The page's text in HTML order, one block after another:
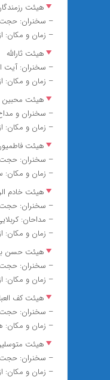
هیئت
– سخنران:
– زمان و مکان: از ساعت ۲۱ در مجتمع امام خمینی (ره) واقع در
هیئت ثارالله
– سخنران: آیت
– زمان و مکان: از ساعت ۲۰ در
هیئت محبین
– سخنران و
– زمان و مکان: از ساعت ۱۶ در شبستان امام خمینی
هیئت
– سخنران: حجت
– زمان و مکان: ساعت ۲۱ در میدان بسیج، خیابان
هیئت خادم
– سخنران: حجت
– مداحان:
– زمان و مکان: از ساعت ۲۱ در مجموعه ورزشی ۲
هیئت حسن
– سخنران:
– زمان و مکان: از ساعت ۲۰:۳۰ در میدان روح‌الله،
هیئت کف
– سخنران:
– زمان و مکان:
هیئت
– سخنران: حجت
– زمان و مکان: از ساعت ۲۱:۳۰ در پردیسان بلوار ۲۲ بهمن،